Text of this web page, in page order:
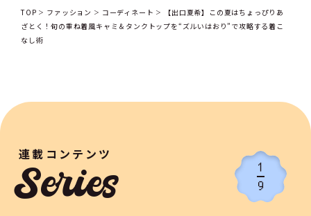
TOP ファッション コーディネート
【出口夏希】この夏はちょっぴりあ
ざとく！旬の重ね着風キャミ＆タンクトップを“ズルいはおり”で攻略する着こ
なし術
連載コンテンツ
Series
1
9